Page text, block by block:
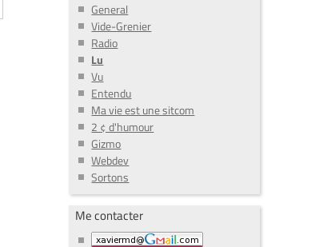
General
Vide-Grenier
Radio
Lu
Vu
Entendu
Ma vie est une sitcom
2 ¢ d'humour
Gizmo
Webdev
Sortons
Me contacter